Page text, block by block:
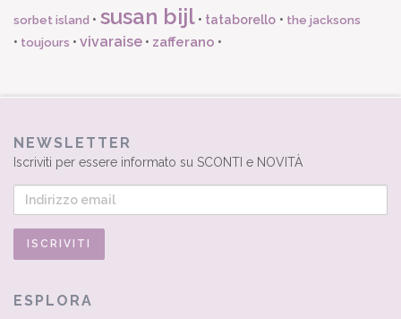
sorbet island • susan bijl• tataborello • the jacksons
• toujours • vivaraise • zafferano •
NEWSLETTER
Iscriviti per essere informato su SCONTI e NOVITÀ
ESPLORA